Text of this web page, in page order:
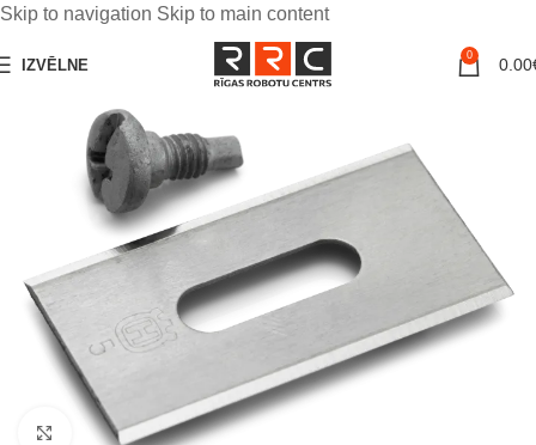
Skip to navigation Skip to main content
IZVĒLNE
0 0.00
Noklikšķiniet, lai palielinātu